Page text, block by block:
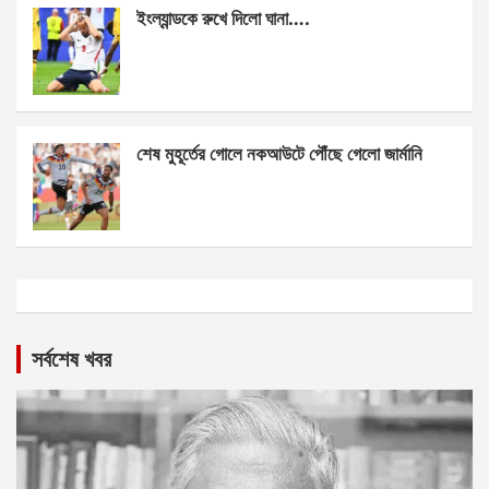
ইংল্যান্ডকে রুখে দিলো ঘানা….
শেষ মুহূর্তের গোলে নকআউটে পৌঁছে গেলো জার্মানি
সর্বশেষ খবর